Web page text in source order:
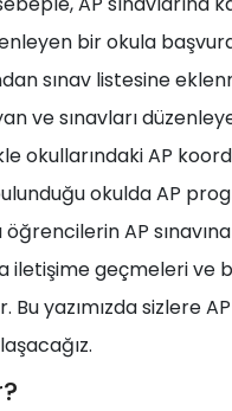
bir okula
sınav listesine
ve sınavları
okullarındaki AP
okulda AP
AP
geçmeleri ve
yazımızda sizlere